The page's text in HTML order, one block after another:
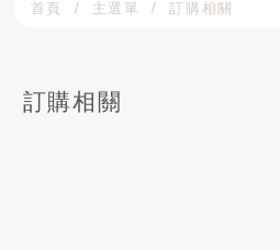
首頁 主選單 訂購相關
訂購相關